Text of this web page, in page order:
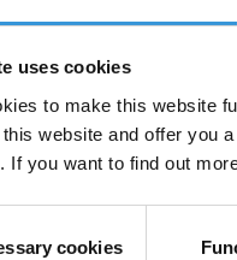
uses cookies
to make this website
website and offer you
If you want to find out
cookies
los precios
transporte hasta la
precios, los mercados se